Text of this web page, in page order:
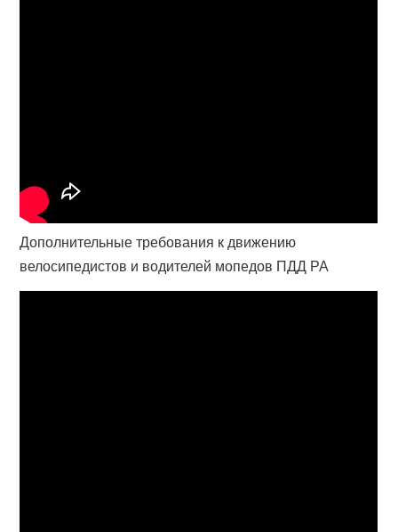
Дополнительные требования к движению
велосипедистов и водителей мопедов ПДД РА